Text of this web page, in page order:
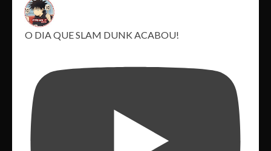
O DIA QUE SLAM DUNK ACABOU!